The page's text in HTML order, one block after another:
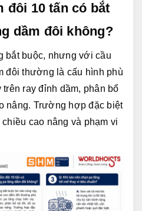
đôi 10 tấn có bắt
dầm đôi không?
bắt buộc, nhưng với cầu
đôi thường là cấu hình phù
ray đỉnh dầm, phân bổ
nâng. Trường hợp đặc biệt
cao nâng và phạm vi